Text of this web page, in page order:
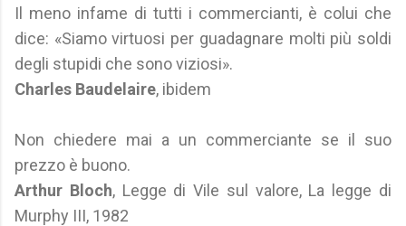
Il meno infame di tutti i commercianti, è colui che
dice: «Siamo virtuosi per guadagnare molti più soldi
degli stupidi che sono viziosi».
Charles Baudelaire, ibidem
Non chiedere mai a un commerciante se il suo
prezzo è buono.
Arthur Bloch, Legge di Vile sul valore, La legge di
Murphy III, 1982